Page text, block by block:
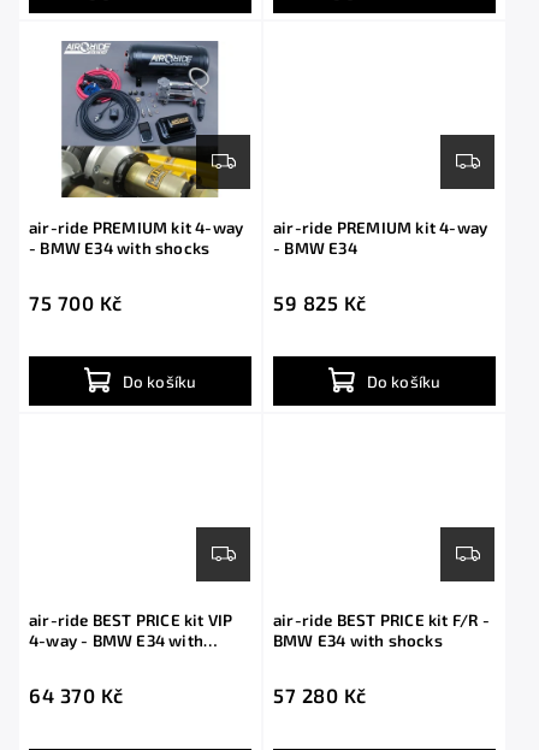
air-ride PREMIUM kit 4-way
- BMW E34 with shocks
75 700 Kč
Do košíku
air-ride PREMIUM kit 4-way
- BMW E34
59 825 Kč
Do košíku
air-ride BEST PRICE kit VIP
4-way - BMW E34 with
64 370 Kč
air-ride BEST PRICE kit F/R -
BMW E34 with shocks
57 280 Kč